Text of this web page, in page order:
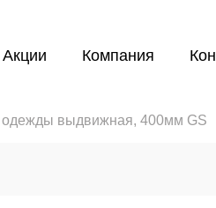
Акции Компания
одежды выдвижная, 400мм GS